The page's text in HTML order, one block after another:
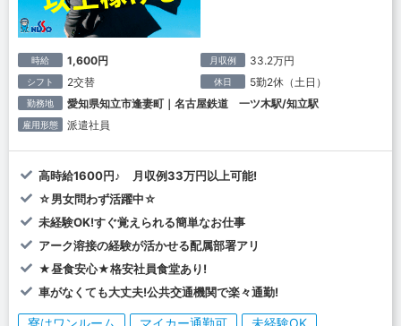
時給 1,600円 月収例 33.2万円
シフト 2交替 休日 5勤2休（土日）
勤務地 愛知県知立市逢妻町｜名古屋鉄道 一ツ木駅/知立駅
雇用形態 派遣社員
高時給1600円♪ 月収例33万円以上可能!
☆男女問わず活躍中☆
未経験OK!すぐ覚えられる簡単なお仕事
アーク溶接の経験が活かせる配属部署アリ
★昼食安心★格安社員食堂あり!
車がなくても大丈夫!公共交通機関で楽々通勤!
寮はワンルーム マイカー通勤可
未経験OK